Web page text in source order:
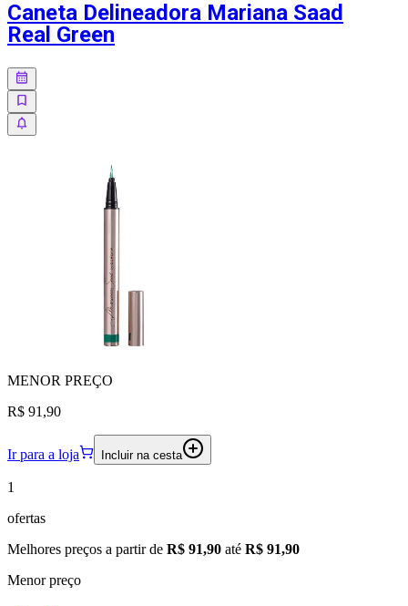
Caneta Delineadora Mariana Saad
Real Green
MENOR PREÇO
R$ 91,90
Ir para a loja Incluir na cesta
1
ofertas
Melhores preços a partir de R$ 91,90 até R$ 91,90
Menor preço